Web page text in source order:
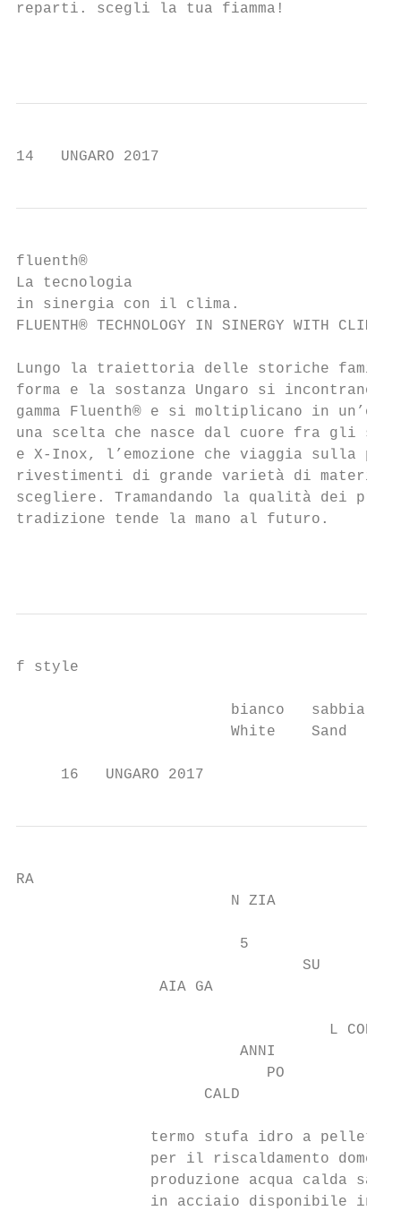
reparti. scegli la tua fiamma!
14   UNGARO 2017
fluenth®
La tecnologia
in sinergia con il clima.
FLUENTH® TECHNOLOGY IN SINERGY WITH
Lungo la traiettoria delle storiche
forma e la sostanza Ungaro si incontrano
gamma Fluenth® e si moltiplicano in
una scelta che nasce dal cuore fra gli
e X-Inox, l’emozione che viaggia sulla
rivestimenti di grande varietà di
scegliere. Tramandando la qualità dei
tradizione tende la mano al futuro.
f style
bianco   sabbia
White    Sand
     16   UNGARO 2017
RA
                        N ZIA
5
                                SU
                AIA GA
                                   L COR
                         ANNI
                            PO
                     CALD
termo stufa idro a pellet
per il riscaldamento
produzione acqua calda
in acciaio disponibile in